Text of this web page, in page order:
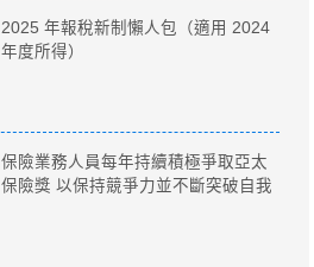
2025 年報稅新制懶人包（適用 2024
年度所得）
保險業務人員每年持續積極爭取亞太
保險獎 以保持競爭力並不斷突破自我